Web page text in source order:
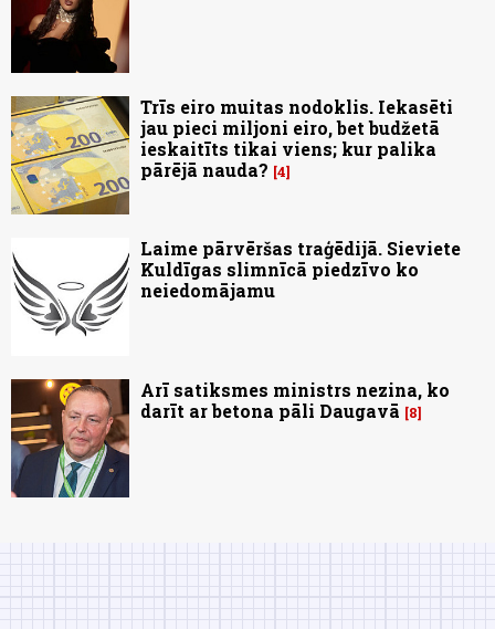
Trīs eiro muitas nodoklis. Iekasēti
jau pieci miljoni eiro, bet budžetā
ieskaitīts tikai viens; kur palika
pārējā nauda? 4
Laime pārvēršas traģēdijā. Sieviete
Kuldīgas slimnīcā piedzīvo ko
neiedomājamu
Arī satiksmes ministrs nezina, ko
darīt ar betona pāli Daugavā
8